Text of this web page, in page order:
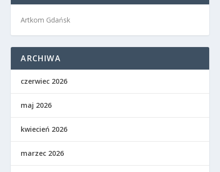
Artkom Gdańsk
ARCHIWA
czerwiec 2026
maj 2026
kwiecień 2026
marzec 2026